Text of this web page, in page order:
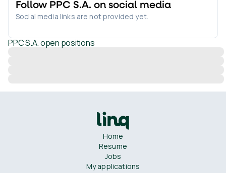
Follow PPC S.A. on social media
Social media links are not provided yet.
PPC S.A.open positions
Home
Resume
Jobs
My applications